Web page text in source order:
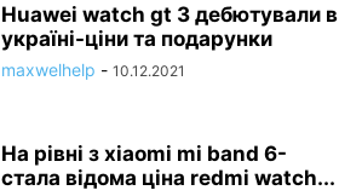
Huawei watch gt 3 дебютували в
україні-ціни та подарунки
maxwelhelp - 10.12.2021
На рівні з xiaomi mi band 6-
стала відома ціна redmi watch...